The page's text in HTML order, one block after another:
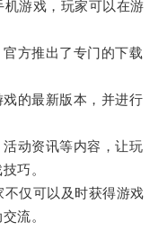
游戏，玩家可以在游
方推出了专门的下载
的最新版本，并进行
动资讯等内容，让玩
巧。
仅可以及时获得游戏
流。